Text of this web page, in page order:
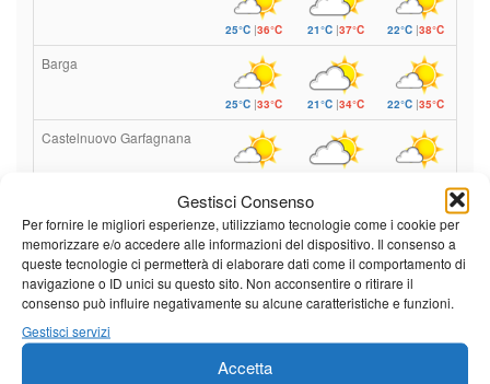
Gestisci Consenso
Per fornire le migliori esperienze, utilizziamo tecnologie come i cookie per
memorizzare e/o accedere alle informazioni del dispositivo. Il consenso a
queste tecnologie ci permetterà di elaborare dati come il comportamento di
navigazione o ID unici su questo sito. Non acconsentire o ritirare il
consenso può influire negativamente su alcune caratteristiche e funzioni.
Gestisci servizi
Accetta
25°C|36°C 21°C|37°C 22°C |38°C
Barga
25°C|33°C 21°C|34°C 22°C |35°C
Castelnuovo Garfagnana
Previsioni a cura di:
Calendario eventi